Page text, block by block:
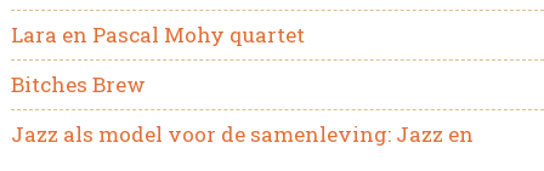
Lara en Pascal Mohy quartet
Bitches Brew
Jazz als model voor de samenleving: Jazz en